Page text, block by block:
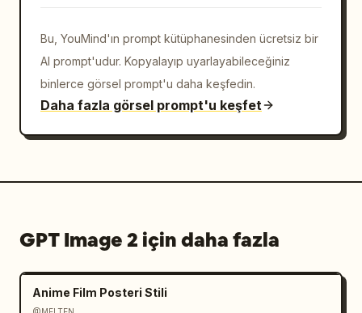
temiz ve okunabilir dört kartlı kehanet
düzeni arasında güçlü bir kontrast; tam dört
kart sayısını ve okunabilir Japonca
başlıkları koruyun; fazladan panel
Bu, YouMind'ın prompt kütüphanesinden ücretsiz bir
AI prompt'udur. Kopyalayıp uyarlayabileceğiniz
binlerce görsel prompt'u daha keşfedin.
Daha fazla görsel prompt'u keşfet
GPT Image 2 için daha fazla
Anime Film Posteri Stili